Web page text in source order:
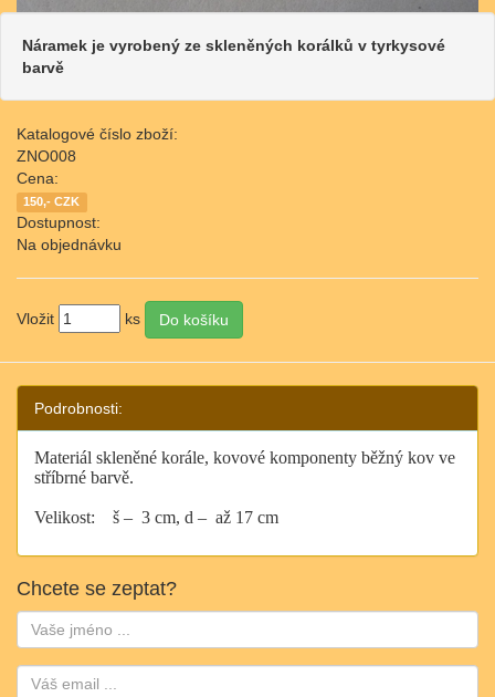
Náramek je vyrobený ze skleněných korálků v tyrkysové
barvě
Katalogové číslo zboží:
ZNO008
Cena:
150,- CZK
Dostupnost:
Na objednávku
Vložit ks
Podrobnosti:
Materiál skleněné korále, kovové komponenty běžný kov ve
stříbrné barvě.
Velikost: š – 3 cm, d – až 17 cm
Chcete se zeptat?
Jméno:
Email: